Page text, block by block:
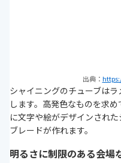
出典：
シャイニングのチューブはラ
します。高発色なものを求
に文字や絵がデザインされ
ブレードが作れます。
明るさに制限のある会場